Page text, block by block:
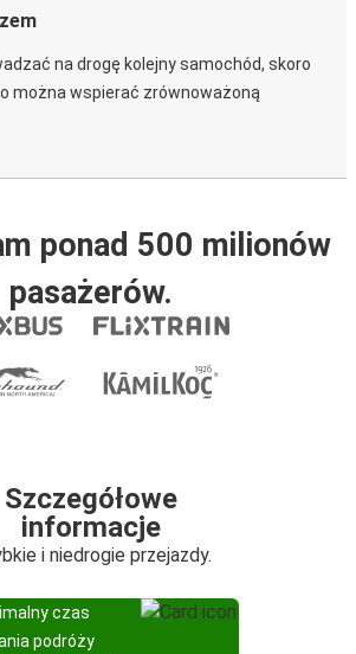
na drogę kolejny samochód, skoro
można wspierać zrównoważoną
ponad 500 milionów
pasażerów.
Szczegółowe
informacje
i niedrogie przejazdy.
czas
podróży